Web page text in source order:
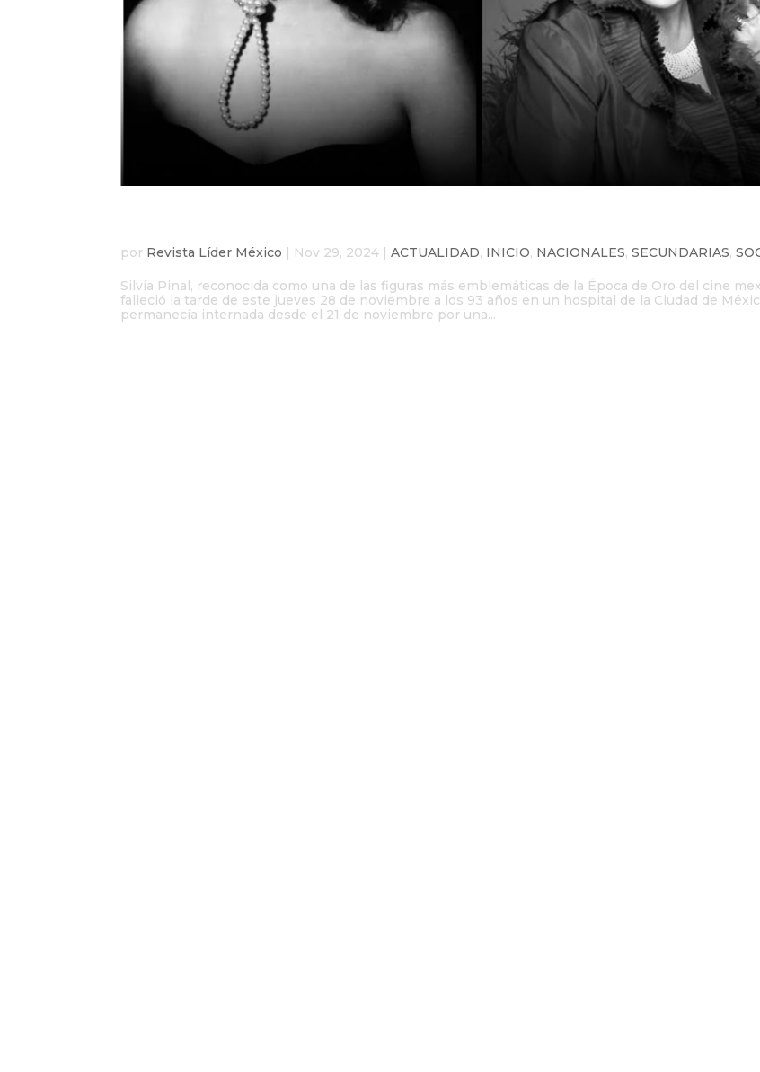
por Revista Líder México | Nov 29, 2024 |ACTUALIDAD, INICIO, NACIONALES,SECUNDARIAS,
Silvia Pinal, reconocida como una de las figuras más emblemáticas de la Época de Oro del cine
falleció la tarde de este jueves 28 de noviembre a los 93 años en un hospital de la Ciudad de
permanecía internada desde el 21 de noviembre por una...